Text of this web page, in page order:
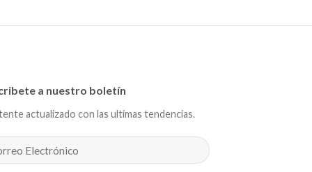
a nuestro boletín
actualizado con las ultimas tendencias.